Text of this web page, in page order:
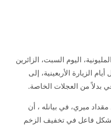
اليوم السبت، الزائرين
الزيارة الأربعينية، إلى
بدلاً من العجلات الخاصة.
ميري، في بيانله ، أن
بشكل فاعل في تخفيف الزخم